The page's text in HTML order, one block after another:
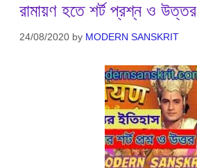
রামায়ণ হতে শর্ট প্রশ্ন ও উত্তর
24/08/2020 by MODERN SANSKRIT